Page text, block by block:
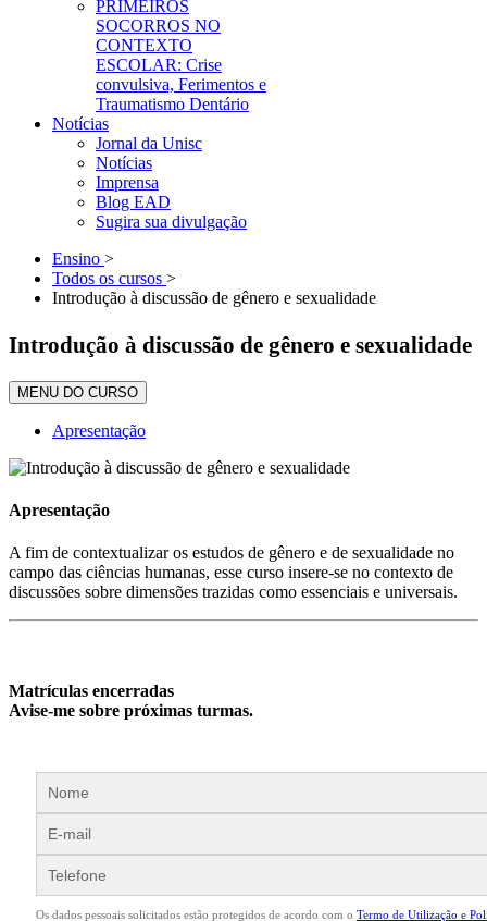
PRIMEIROS
SOCORROS NO
CONTEXTO
ESCOLAR: Crise
convulsiva, Ferimentos e
Traumatismo Dentário
Notícias
Jornal da Unisc
Notícias
Imprensa
Blog EAD
Sugira sua divulgação
Ensino >
Todos os cursos >
Introdução à discussão de gênero e sexualidade
Introdução à discussão de gênero e sexualidade
MENU DO CURSO
Apresentação
Apresentação
A fim de contextualizar os estudos de gênero e de sexualidade no
campo das ciências humanas, esse curso insere-se no contexto de
discussões sobre dimensões trazidas como essenciais e universais.
Matrículas encerradas
Avise-me sobre próximas turmas.